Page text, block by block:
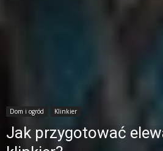
Dom i ogród Klinkier
Jak przygotować